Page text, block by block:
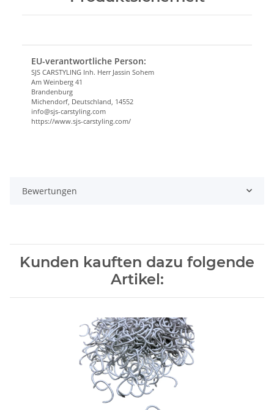
EU-verantwortliche Person:
SJS CARSTYLING Inh. Herr Jassin Sohem
Am Weinberg 41
Brandenburg
Michendorf, Deutschland, 14552
info@sjs-carstyling.com
https://www.sjs-carstyling.com/
Bewertungen
Kunden kauften dazu folgende
Artikel: